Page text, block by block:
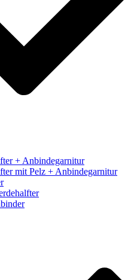
+ Anbindegarnitur
mit Pelz + Anbindegarnitur